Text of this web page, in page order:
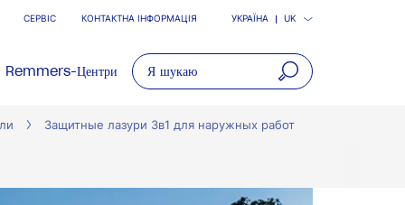
СЕРВІС КОНТАКТНА ІНФОРМАЦІЯ УКРАЇНА UK
Remmers-Центри
Защитные лазури 3в1 для наружных работ